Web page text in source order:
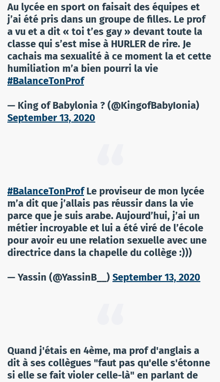
Au lycée en sport on faisait des équipes et
j’ai été pris dans un groupe de filles. Le prof
a vu et a dit « toi t’es gay » devant toute la
classe qui s’est mise à HURLER de rire. Je
cachais ma sexualité à ce moment la et cette
humiliation m’a bien pourri la vie
#BalanceTonProf
— King of Babylonia ? (@KingofBabyIonia)
September 13, 2020
#BalanceTonProfLe proviseur de mon lycée
m’a dit que j’allais pas réussir dans la vie
parce que je suis arabe. Aujourd’hui, j’ai un
métier incroyable et lui a été viré de l’école
pour avoir eu une relation sexuelle avec une
directrice dans la chapelle du collège :)))
— Yassin (@YassinB__) September 13, 2020
Quand j'étais en 4ème, ma prof d'anglais a
dit à ses collègues "faut pas qu'elle s'étonne
si elle se fait violer celle-là" en parlant de